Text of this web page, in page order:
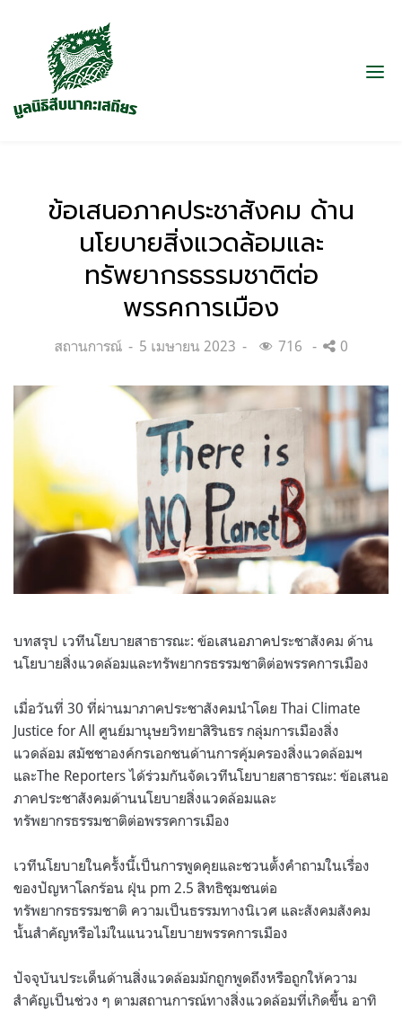
ข้อเสนอภาคประชาสังคม ด้าน
นโยบายสิ่งแวดล้อมและ
ทรัพยากรธรรมชาติต่อ
พรรคการเมือง
Categories:
สถานการณ์
Posted
5 เมษายน 2023 716 0
บทสรุป เวทีนโยบายสาธารณะ: ข้อเสนอภาคประชาสังคม ด้าน
นโยบายสิ่งแวดล้อมและทรัพยากรธรรมชาติต่อพรรคการเมือง
เมื่อวันที่ 30 ที่ผ่านมาภาคประชาสังคมนำโดย Thai Climate
Justice for All ศูนย์มานุษยวิทยาสิรินธร กลุ่มการเมืองสิ่ง
แวดล้อม สมัชชาองค์กรเอกชนด้านการคุ้มครองสิ่งแวดล้อมฯ
และThe Reporters ได้ร่วมกันจัดเวทีนโยบายสาธารณะ: ข้อเสนอ
ภาคประชาสังคมด้านนโยบายสิ่งแวดล้อมและ
ทรัพยากรธรรมชาติต่อพรรคการเมือง
เวทีนโยบายในครั้งนี้เป็นการพูดคุยและชวนตั้งคำถามในเรื่อง
ของปัญหาโลกร้อน ฝุ่น pm 2.5 สิทธิชุมชนต่อ
ทรัพยากรธรรมชาติ ความเป็นธรรมทางนิเวศ และสังคมสังคม
นั้นสำคัญหรือไม่ในแนวนโยบายพรรคการเมือง
ปัจจุบันประเด็นด้านสิ่งแวดล้อมมักถูกพูดถึงหรือถูกให้ความ
สำคัญเป็นช่วง ๆ ตามสถานการณ์ทางสิ่งแวดล้อมที่เกิดขึ้น อาทิ